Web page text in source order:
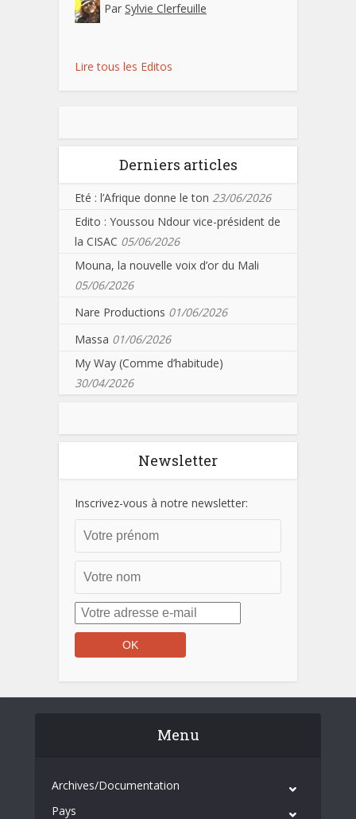
Par Sylvie Clerfeuille
Lire tous les Editos
Derniers articles
Eté : l’Afrique donne le ton 23/06/2026
Edito : Youssou Ndour vice-président de
la CISAC 05/06/2026
Mouna, la nouvelle voix d’or du Mali
05/06/2026
Nare Productions 01/06/2026
Massa 01/06/2026
My Way (Comme d’habitude)
30/04/2026
Newsletter
Inscrivez-vous à notre newsletter:
Menu
Archives/Documentation
Pays